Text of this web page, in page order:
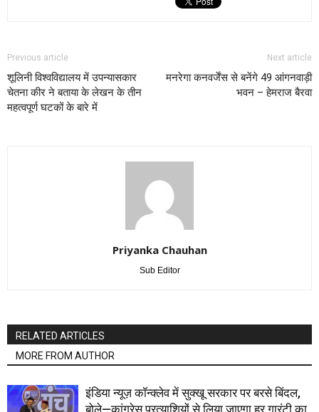
Previous article
शूलिनी विश्वविद्यालय में उपन्यासकार
चेतना कीर ने बताया के लेखन के तीन
महत्वपूर्ण घटकों के बारे में
Next article
मनरेगा कनवर्जेंस से बनेंगे 49 आंगनवाड़ी
भवन – हेमराज बैरवा
Priyanka Chauhan
Sub Editor
RELATED ARTICLES
MORE FROM AUTHOR
इंडिया न्यूज़ कॉन्क्लेव में सुक्खू सरकार पर बरसे बिंदल,
बोले—कांग्रेस प्रत्याशियों से लिया जाएगा हर गारंटी का